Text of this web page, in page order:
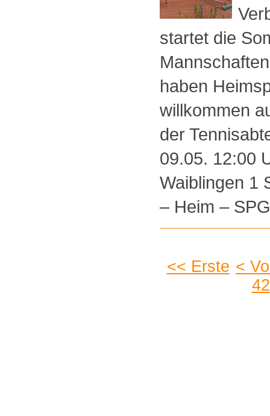
startet die
haben
willkommen
der
09.05. 12:00
Waiblingen 1
– Heim –
<< Erste <
42